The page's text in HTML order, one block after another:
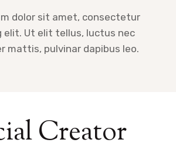
dolor sit amet, consectetur
elit. Ut elit tellus, luctus nec
mattis, pulvinar dapibus leo.
Creator